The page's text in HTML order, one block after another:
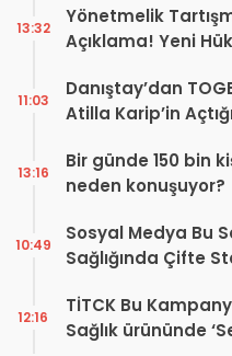
Yönetmelik
Açıklama! Yeni
13:32
Danıştay’dan
Atilla Karip’in
11:03
Bir günde 150 bin
neden konuşuyor?
13:16
Sosyal Medya Bu
Sağlığında Çifte
10:49
TİTCK Bu
Sağlık ürününde
12:16